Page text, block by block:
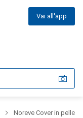
Vai all'app
Noreve Cover in pelle